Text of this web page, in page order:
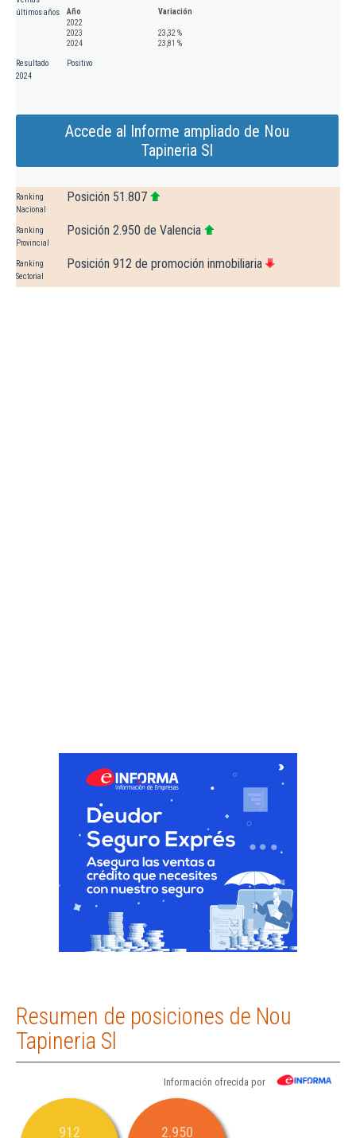
últimos años
Año
Variación
2022
2023
23,32 %
2024
23,81 %
Resultado
2024
Positivo
Accede al Informe ampliado de Nou
Tapineria Sl
Ranking
Nacional
Posición 51.807
Ranking
Provincial
Posición 2.950 de Valencia
Ranking
Sectorial
Posición 912 de promoción inmobiliaria
Resumen de posiciones de Nou
Tapineria Sl
Información ofrecida por
912 2.950